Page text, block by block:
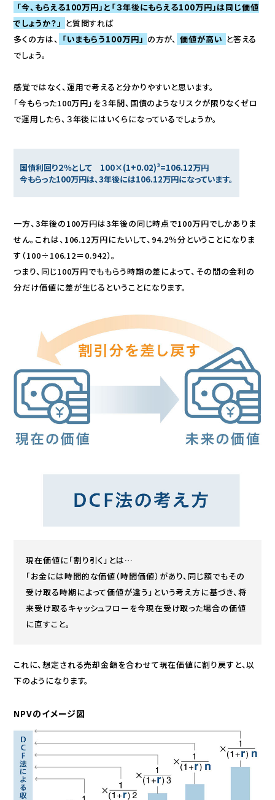
「今、もらえる100万円」と「３年後にもらえる100万円」は同じ価値
でしょうか？」 と質問すれば
多くの方は、 「いまもらう100万円」 の方が、 価値が高い と答える
でしょう。
感覚ではなく、運用で考えると分かりやすいと思います。
「今もらった100万円」を３年間、国債のようなリスクが限りなくゼロ
で運用したら、３年後にはいくらになっているでしょうか。
国債利回り２％として 100×(1+0.02)³=106.12万円
今もらった100万円は、3年後には106.12万円になっています。
一方、3年後の100万円は3年後の同じ時点で100万円でしかありま
せん。これは、106.12万円にたいして、94.2％分ということになりま
す（100÷106.12＝0.942）。
つまり、同じ100万円でももらう時期の差によって、その間の金利の
分だけ価値に差が生じるということになります。
現在価値に「割り引く」とは…
「お金には時間的な価値（時間価値）があり、同じ額でもその
受け取る時期によって価値が違う」という考え方に基づき、将
来受け取るキャッシュフローを今現在受け取った場合の価値
に直すこと。
これに、想定される売却金額を合わせて現在価値に割り戻すと、以
下のようになります。
NPVのイメージ図